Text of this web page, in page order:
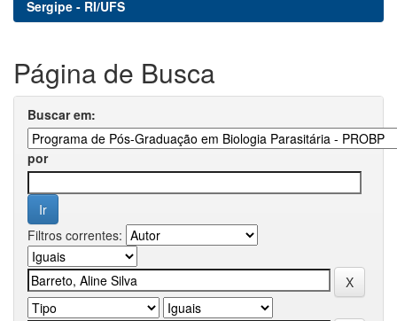
Sergipe - RI/UFS
Página de Busca
Buscar em:
por
Filtros correntes: